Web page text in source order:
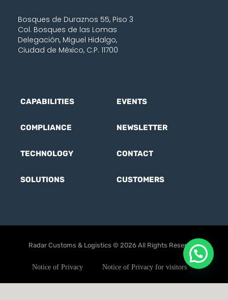
Bosques de Duraznos 55, Piso 3
Col. Bosques de las Lomas
Delegación, Miguel Hidalgo,
Ciudad de México, C.P. 11700
CAPABILITIES
COMPLIANCE
TECHNOLOGY
SOLUTIONS
EVENTS
NEWSLETTER
CONTACT
CUSTOMERS
Radar Customs & Logistics © 2026 All Rights Reserved.
Notice of Privacy Notice of Privacy for visitors